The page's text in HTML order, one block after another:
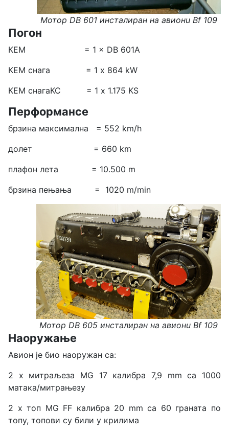
Мотор DB 601 инсталиран на авионu Bf 109
Погон
КЕМ = 1 × DB 601A
КЕМ снага = 1 x 864 kW
КЕМ снагаКС = 1 х 1.175 KS
Перформансе
брзина максимална = 552 km/h
долет = 660 km
плафон лета = 10.500 m
брзина пењања = 1020 m/min
Мотор DB 605 инсталиран на авионu Bf 109
Наоружање
Авион је био наоружан са:
2 x митраљеза MG 17 калибра 7,9 mm са 1000
матака/митрањезу
2 х топ MG FF калибра 20 mm са 60 граната по
топу, топови су били у крилима